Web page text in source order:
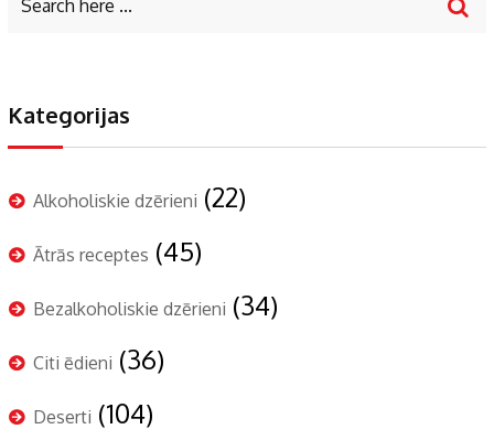
Kategorijas
Alkoholiskie dzērieni (22)
Ātrās receptes (45)
Bezalkoholiskie dzērieni (34)
Citi ēdieni (36)
Deserti (104)